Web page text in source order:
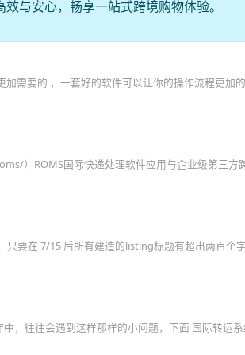
与安心，畅享一站式跨境购物体验。
需要的 ，一套好的软件可以让你的操作流程更加
）ROMS国际快递处理软件应用与企业级第三方
要在 7/15 后所有建造的listing标题有超出两百个
，往往会遇到这样那样的小问题，下面 国际转运